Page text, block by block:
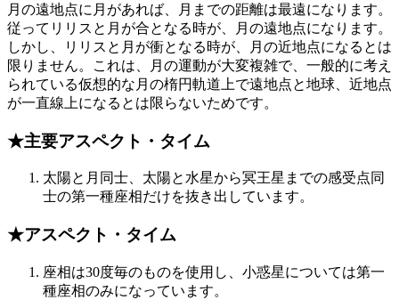
月の遠地点に月があれば、月までの距離は最遠になります。
従ってリリスと月が合となる時が、月の遠地点になります。
しかし、リリスと月が衝となる時が、月の近地点になるとは
限りません。これは、月の運動が大変複雑で、一般的に考え
られている仮想的な月の楕円軌道上で遠地点と地球、近地点
が一直線上になるとは限らないためです。
★主要アスペクト・タイム
太陽と月同士、太陽と水星から冥王星までの感受点同
士の第一種座相だけを抜き出しています。
★アスペクト・タイム
座相は30度毎のものを使用し、小惑星については第一
種座相のみになっています。